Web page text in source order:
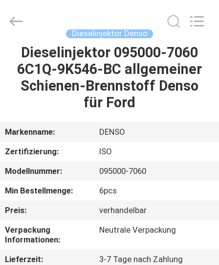
HAUSE
VIDEOS
UNS
WERKSBESICHTIGUNG
QUALITÄTSKONTROLLE
Parts
Dieselinjektor Denso
Dieselinjektor 095000-7060
6C1Q-9K546-BC allgemeiner
Schienen-Brennstoff Denso
für Ford
Markenname:
DENSO
Zertifizierung:
ISO
Modellnummer:
095000-7060
Min Bestellmenge:
6pcs
Preis:
verhandelbar
Verpackung
Informationen:
Neutrale Verpackung
Lieferzeit:
3-7 Tage nach Zahlung